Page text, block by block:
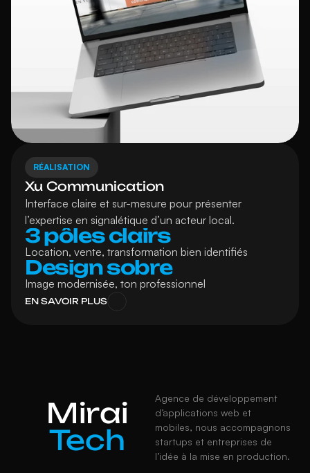
RÉALISATION
Xu Communication
Interface claire et sur-mesure pour présenter
l’expertise en signalétique d’un acteur local.
3 pôles clairs
Location, vente, transformation bien identifiés
Design sobre
Image modernisée, ton professionnel
EN SAVOIR PLUS
Mirai
Tech
Agence de développement
d’applications web et
mobiles, nous accompagnons
startups et entreprises de
l’idée à la mise en production.